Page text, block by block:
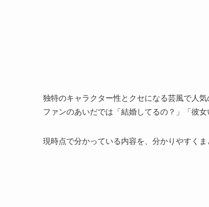
独特のキャラクター性とクセになる芸風で人気
ファンのあいだでは「結婚してるの？」「彼
現時点で分かっている内容を、分かりやすくま